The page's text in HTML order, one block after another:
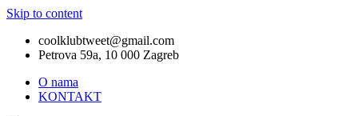
Skip to content
coolklubtweet@gmail.com
Petrova 59a, 10 000 Zagreb
O nama
KONTAKT